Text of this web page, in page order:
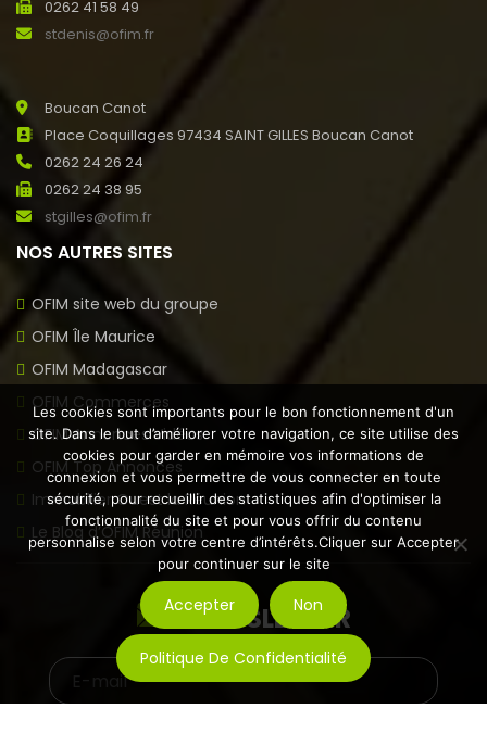
0262 41 58 49
stdenis@ofim.fr
Boucan Canot
Place Coquillages 97434 SAINT GILLES Boucan Canot
0262 24 26 24
0262 24 38 95
stgilles@ofim.fr
NOS AUTRES SITES
OFIM site web du groupe
OFIM Île Maurice
OFIM Madagascar
OFIM Commerces
OFIM Annonces Vidéos
OFIM Top Annonces
Immobilier Ouest la Réunion
Le Blog d’OFIM Réunion
NEWSLETTER
Les cookies sont importants pour le bon fonctionnement d'un
site. Dans le but d’améliorer votre navigation, ce site utilise des
cookies pour garder en mémoire vos informations de
connexion et vous permettre de vous connecter en toute
sécurité, pour recueillir des statistiques afin d'optimiser la
fonctionnalité du site et pour vous offrir du contenu
personnalise selon votre centre d’intérêts.Cliquer sur Accepter
pour continuer sur le site
Accepter Non
Politique De Confidentialité